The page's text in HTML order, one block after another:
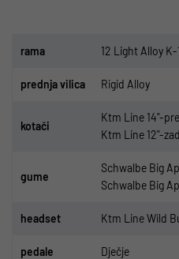
rama 12 Light Alloy K-
prednja vilica Rigid Alloy
kotači
Ktm Line 14"-
Ktm Line 12"-
gume
Schwalbe Big
Schwalbe Big
headset Ktm Line Wild
pedale Dječje